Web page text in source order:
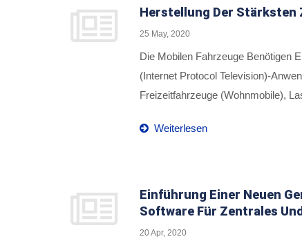
Herstellung Der Stärksten
25 May, 2020
Die Mobilen Fahrzeuge Benötigen
(Internet Protocol Television)-
Freizeitfahrzeuge (Wohnmobile),
Signalempfang Für Wohnmobile Zu
Weiterlesen
Einführung Einer Neuen
Software Für Zentrales
20 Apr, 2020